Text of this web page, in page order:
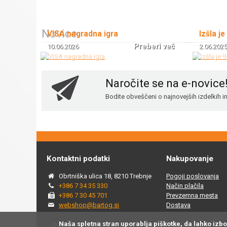
Novice
VISA nagradna igra
10.06.2026 Preberi več
Izšla
2.06.2025
Naročite se na e-novice!
Bodite obveščeni o najnovejših izdelkih
Kontaktni podatki
Obrtniška ulica 18, 8210 Trebnje
+386 7 34 35 330
+386 7 30 45 701
webshop@bartog.si
Nakupovanje
Pogoji poslovanja
Način plačila
Prevzemna mesta
Dostava
© 2015 - 2025 Spletna trgovina Bartog, v spletni trgovini
Naša spletna stran uporablja piškotke, da lahko